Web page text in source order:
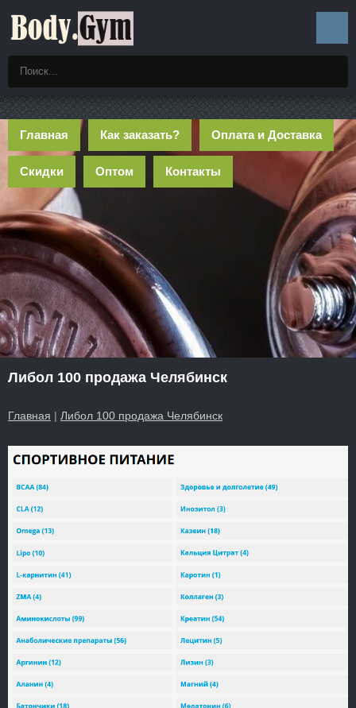
Главная Как заказать? Оплата и Доставка
Скидки Оптом Контакты
Либол 100 продажа Челябинск
Главная | Либол 100 продажа Челябинск